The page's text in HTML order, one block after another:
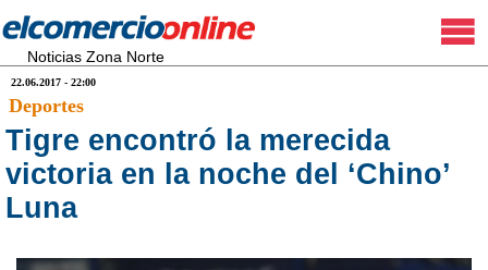
Noticias Zona Norte
22.06.2017 - 22:00
Deportes
Tigre encontró la merecida
victoria en la noche del ‘Chino’
Luna